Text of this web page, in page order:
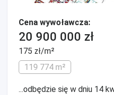
Cena wywoławcza:
20 900 000 zł
175 zł/m²
119 774 m²
...odbędzie się w dniu 14